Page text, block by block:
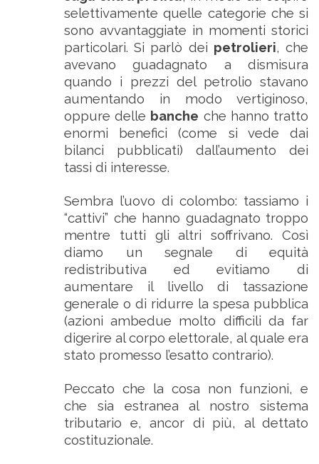
selettivamente quelle categorie che si
sono avvantaggiate in momenti storici
particolari. Si parlò dei petrolieri, che
avevano guadagnato a dismisura
quando i prezzi del petrolio stavano
aumentando in modo vertiginoso,
oppure delle banche che hanno tratto
enormi benefici (come si vede dai
bilanci pubblicati) dall’aumento dei
tassi di interesse.
Sembra l’uovo di colombo: tassiamo i
“cattivi” che hanno guadagnato troppo
mentre tutti gli altri soffrivano. Così
diamo un segnale di equità
redistributiva ed evitiamo di
aumentare il livello di tassazione
generale o di ridurre la spesa pubblica
(azioni ambedue molto difficili da far
digerire al corpo elettorale, al quale era
stato promesso l’esatto contrario).
Peccato che la cosa non funzioni, e
che sia estranea al nostro sistema
tributario e, ancor di più, al dettato
costituzionale.